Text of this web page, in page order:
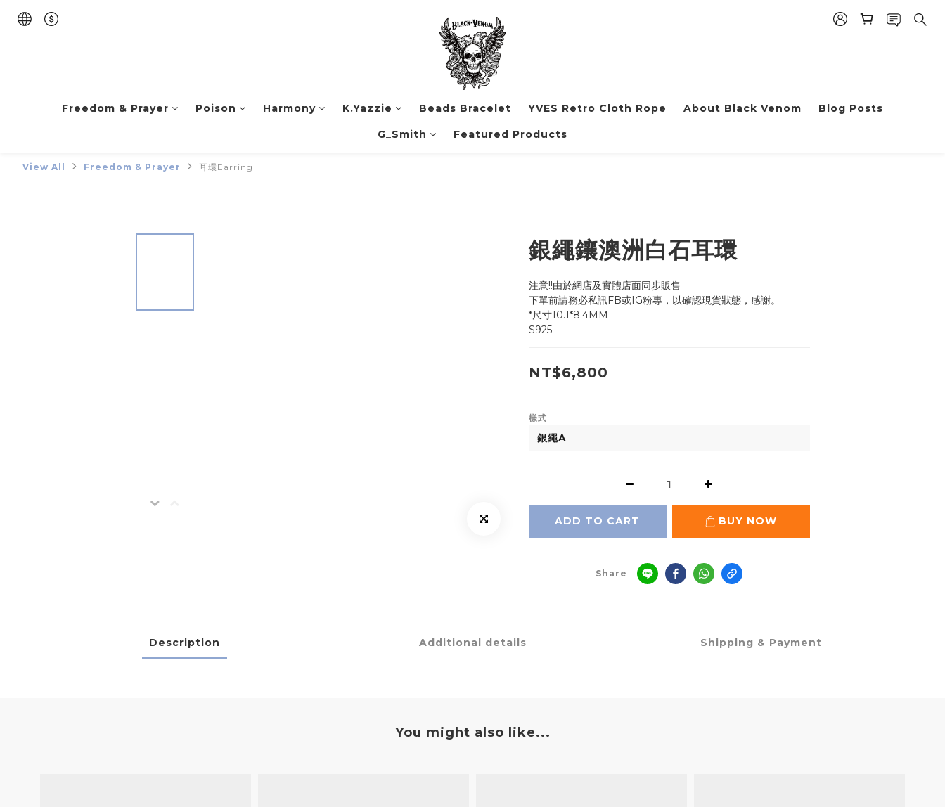
Freedom & Prayer Poison Harmony K.Yazzie Beads Bracelet YVES Retro Cloth Rope About Black Venom Blog Posts
G_Smith Featured Products
View All Freedom & Prayer 耳環Earring
銀繩鑲澳洲白石耳環
注意!!由於網店及實體店面同步販售
下單前請務必私訊FB或IG粉專，以確認現貨狀態，感謝。
*尺寸10.1*8.4MM
S925
NT$6,800
樣式
ADD TO CART BUY NOW
Share
Description Additional details Shipping & Payment
You might also like...